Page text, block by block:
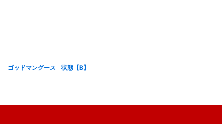
ゴッドマングース 状態【B】